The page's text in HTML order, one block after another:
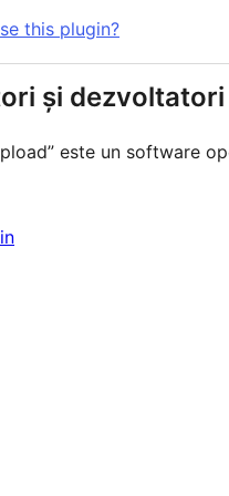
this plugin?
și dezvoltatori
este un software